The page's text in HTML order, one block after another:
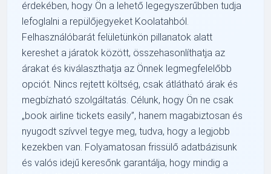
érdekében, hogy Ön a lehető legegyszerűbben tudja
lefoglalni a repülőjegyeket Koolatahból.
Felhasználóbarát felületünkön pillanatok alatt
kereshet a járatok között, összehasonlíthatja az
árakat és kiválaszthatja az Önnek legmegfelelőbb
opciót. Nincs rejtett költség, csak átlátható árak és
megbízható szolgáltatás. Célunk, hogy Ön ne csak
„book airline tickets easily”, hanem magabiztosan és
nyugodt szívvel tegye meg, tudva, hogy a legjobb
kezekben van. Folyamatosan frissülő adatbázisunk
és valós idejű keresőnk garantálja, hogy mindig a